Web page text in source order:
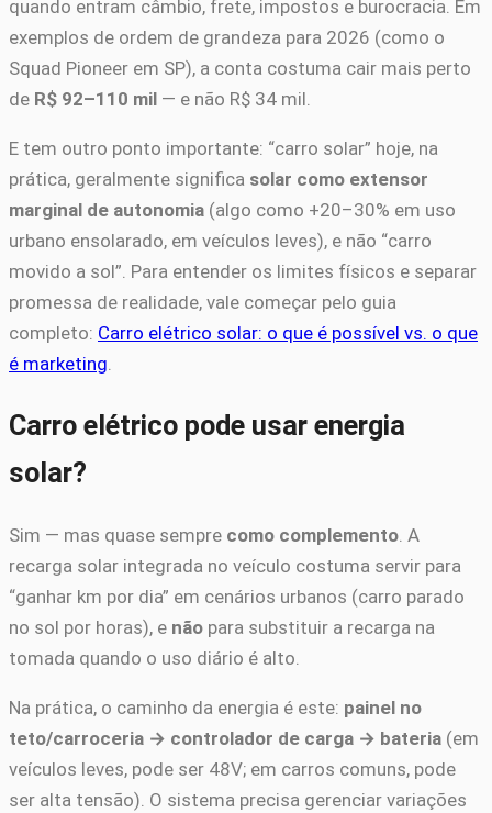
quando entram câmbio, frete, impostos e burocracia. Em
exemplos de ordem de grandeza para 2026 (como o
Squad Pioneer em SP), a conta costuma cair mais perto
de R$ 92–110 mil — e não R$ 34 mil.
E tem outro ponto importante: “carro solar” hoje, na
prática, geralmente significa solar como extensor
marginal de autonomia (algo como +20–30% em uso
urbano ensolarado, em veículos leves), e não “carro
movido a sol”. Para entender os limites físicos e separar
promessa de realidade, vale começar pelo guia
completo: Carro elétrico solar: o que é possível vs. o que
é marketing
Carro elétrico pode usar energia
solar?
Sim — mas quase sempre como complemento. A
recarga solar integrada no veículo costuma servir para
“ganhar km por dia” em cenários urbanos (carro parado
no sol por horas), e não para substituir a recarga na
tomada quando o uso diário é alto.
Na prática, o caminho da energia é este: painel no
teto/carroceria → controlador de carga → bateria (em
veículos leves, pode ser 48V; em carros comuns, pode
ser alta tensão). O sistema precisa gerenciar variações